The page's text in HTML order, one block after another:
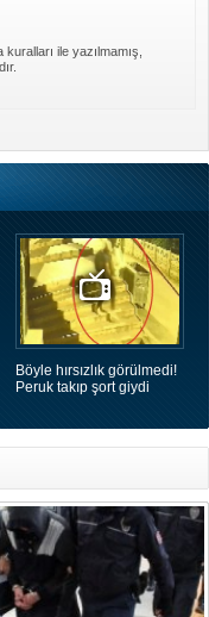
ile yazılmamış,
Böyle hırsızlık görülmedi!
Peruk takıp şort giydi